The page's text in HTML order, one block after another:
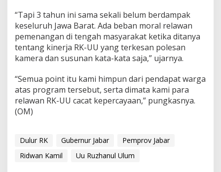
“Tapi 3 tahun ini sama sekali belum berdampak
keseluruh Jawa Barat. Ada beban moral relawan
pemenangan di tengah masyarakat ketika ditanya
tentang kinerja RK-UU yang terkesan polesan
kamera dan susunan kata-kata saja,” ujarnya.
“Semua point itu kami himpun dari pendapat warga
atas program tersebut, serta dimata kami para
relawan RK-UU cacat kepercayaan,” pungkasnya.
(OM)
Dulur RK Gubernur Jabar
Pemprov Jabar
Ridwan Kamil
Uu Ruzhanul Ulum